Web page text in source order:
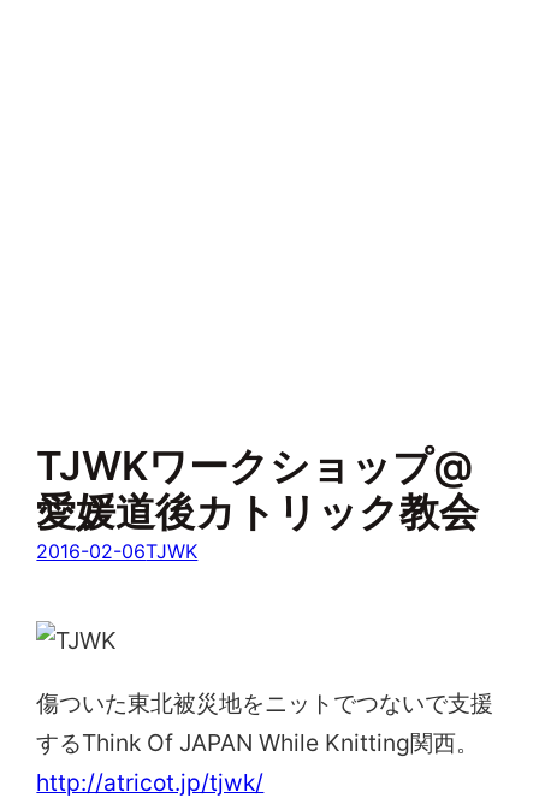
TJWKワークショップ@
愛媛道後カトリック教会
2016-02-06TJWK
傷ついた東北被災地をニットでつないで支援
するThink Of JAPAN While Knitting関西。
http://atricot.jp/tjwk/